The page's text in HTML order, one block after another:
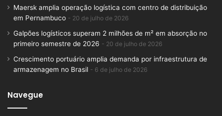
Maersk amplia operação logística com centro de distribuição
em Pernambuco
20 de julho de 2026
Galpões logísticos superam 2 milhões de m² em absorção no
primeiro semestre de 2026
20 de julho de 2026
Crescimento portuário amplia demanda por infraestrutura de
armazenagem no Brasil
6 de julho de 2026
Navegue